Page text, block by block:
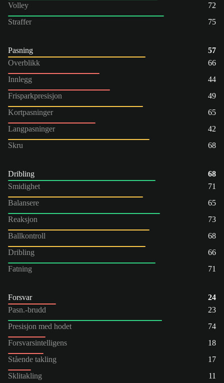
Volley
72
Straffer
75
Pasning
57
Overblikk
66
Innlegg
44
Frisparkpresisjon
49
Kortpasninger
65
Langpasninger
42
Skru
68
Dribling
68
Smidighet
71
Balansere
65
Reaksjon
73
Ballkontroll
68
Dribling
66
Fatning
71
Forsvar
24
Pasn.-brudd
23
Presisjon med hodet
74
Forsvarsintelligens
18
Stående takling
17
Sklitakling
11